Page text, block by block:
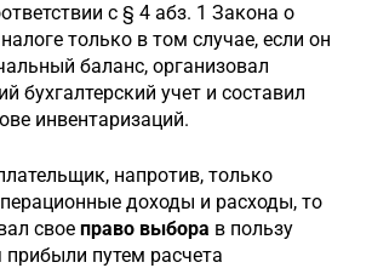
с § 4 абз. 1 Закона о
только в том случае, если он
баланс, организовал
бухгалтерский учет и составил
инвентаризаций.
напротив, только
доходы и расходы, то
свое право выбора в пользу
прибыли путем расчета